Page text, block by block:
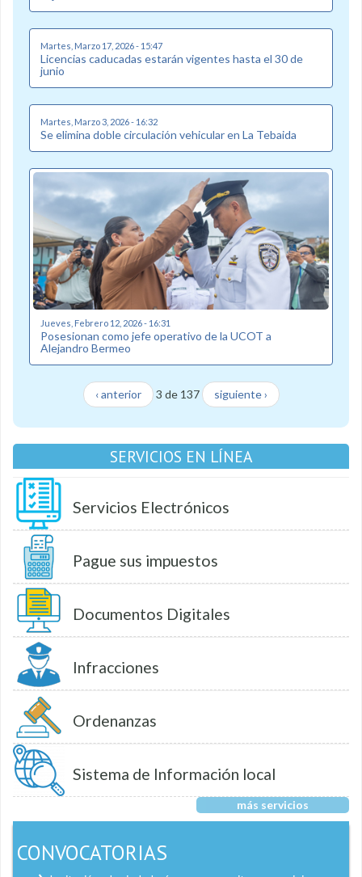
Martes, Marzo 17, 2026 - 15:47
Licencias caducadas estarán vigentes hasta el 30 de
junio
Martes, Marzo 3, 2026 - 16:32
Se elimina doble circulación vehicular en La Tebaida
Jueves, Febrero 12, 2026 - 16:31
Posesionan como jefe operativo de la UCOT a
Alejandro Bermeo
‹ anterior 3 de 137 siguiente ›
SERVICIOS EN LÍNEA
Servicios Electrónicos
Pague sus impuestos
Documentos Digitales
Infracciones
Ordenanzas
Sistema de Información local
más servicios
CONVOCATORIAS